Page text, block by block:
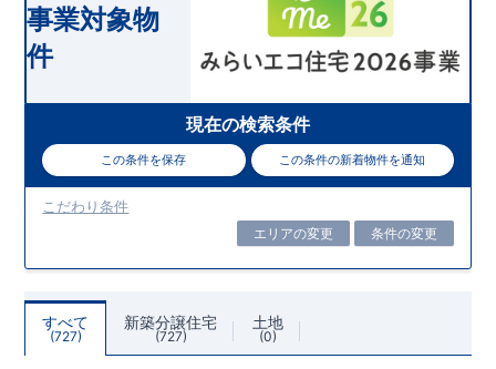
事業対象物
件
現在の検索条件
この条件を保存 この条件の新着物件を通知
こだわり条件
エリアの変更 条件の変更
すべて
727
新築分譲住宅
727
土地
0